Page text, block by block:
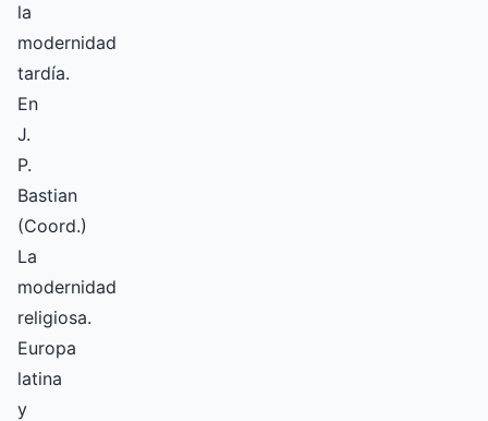
la
modernidad
tardía.
En
J.
P.
Bastian
(Coord.)
La
modernidad
religiosa.
Europa
latina
y